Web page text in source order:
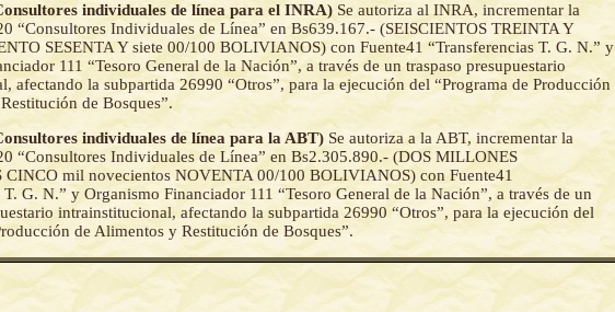
individuales de línea para el INRA) Se autoriza al INRA, incrementar la
“Consultores Individuales de Línea” en Bs639.167.- (SEISCIENTOS TREINTA Y
SESENTA Y siete 00/100 BOLIVIANOS) con Fuente41 “Transferencias T. G. N.” y
111 “Tesoro General de la Nación”, a través de un traspaso presupuestario
afectando la subpartida 26990 “Otros”, para la ejecución del “Programa de Producción
de Bosques”.
individuales de línea para la ABT) Se autoriza a la ABT, incrementar la
“Consultores Individuales de Línea” en Bs2.305.890.- (DOS MILLONES
CINCO mil novecientos NOVENTA 00/100 BOLIVIANOS) con Fuente41
T. G. N.” y Organismo Financiador 111 “Tesoro General de la Nación”, a través de un
intrainstitucional, afectando la subpartida 26990 “Otros”, para la ejecución del
de Alimentos y Restitución de Bosques”.